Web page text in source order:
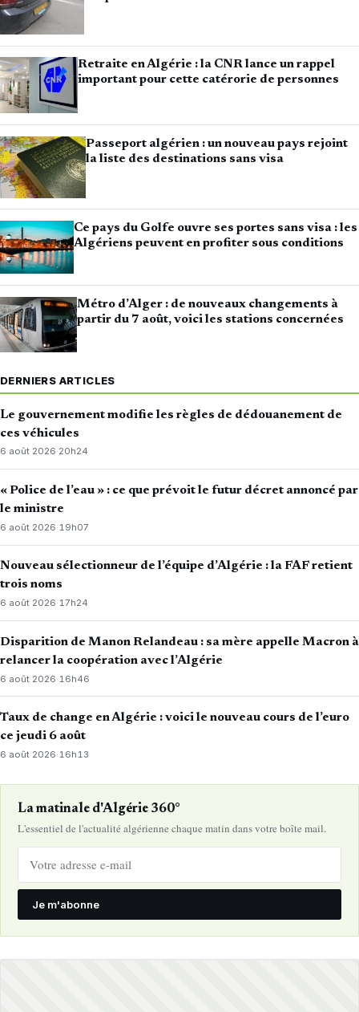
Retraite en Algérie : la CNR lance un rappel
important pour cette catérorie de personnes
Passeport algérien : un nouveau pays rejoint
la liste des destinations sans visa
Ce pays du Golfe ouvre ses portes sans visa : les
Algériens peuvent en profiter sous conditions
Métro d’Alger : de nouveaux changements à
partir du 7 août, voici les stations concernées
DERNIERS ARTICLES
Le gouvernement modifie les règles de dédouanement de
ces véhicules
6 août 2026·20h24
« Police de l’eau » : ce que prévoit le futur décret annoncé par
le ministre
6 août 2026· 19h07
Nouveau sélectionneur de l’équipe d’Algérie : la FAF retient
trois noms
6 août 2026·17h24
Disparition de Manon Relandeau : sa mère appelle Macron à
relancer la coopération avec l’Algérie
6 août 2026· 16h46
Taux de change en Algérie : voici le nouveau cours de l’euro
ce jeudi 6 août
6 août 2026·16h13
La matinale d'Algérie 360°
L'essentiel de l'actualité algérienne chaque matin dans votre boîte mail.
Je m'abonne